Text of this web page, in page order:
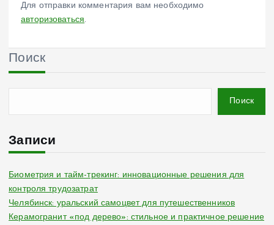
Для отправки комментария вам необходимо
авторизоваться.
Поиск
Поиск
Записи
Биометрия и тайм-трекинг: инновационные решения для
контроля трудозатрат
Челябинск: уральский самоцвет для путешественников
Керамогранит «под дерево»: стильное и практичное решение